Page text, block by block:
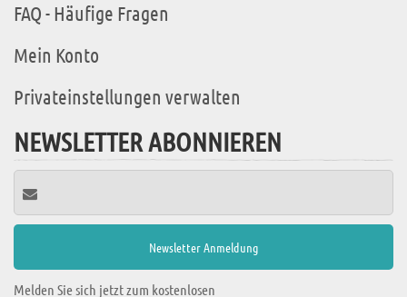
FAQ - Häufige Fragen
Mein Konto
Privateinstellungen verwalten
NEWSLETTER ABONNIEREN
Melden Sie sich jetzt zum kostenlosen